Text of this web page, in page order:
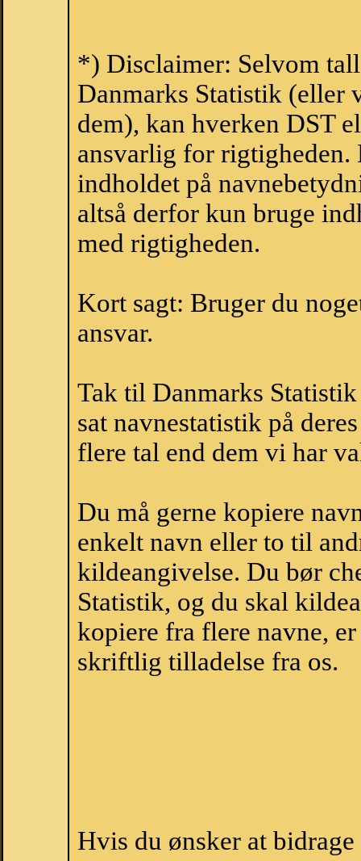
*) Disclaimer: Selvom
Danmarks Statistik (eller
dem), kan hverken DST
ansvarlig for
indholdet på
altså derfor kun bruge
med rigtigheden.
Kort sagt: Bruger du
ansvar.
Tak til Danmarks
sat navnestatistik på
flere tal end dem vi har
Du må gerne kopiere
enkelt navn eller to til
kildeangivelse. Du bør
Statistik, og du skal
kopiere fra flere navne,
skriftlig tilladelse fra os.
Hvis du ønsker at